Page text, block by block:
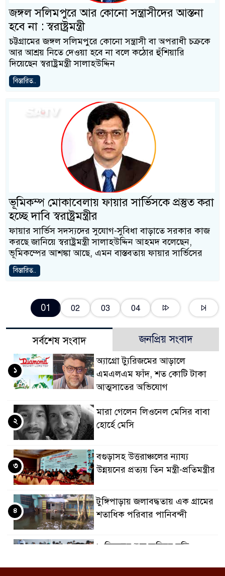
জঙ্গল সলিমপুরে আর কোনো সন্ত্রাসীদের আস্তনা
হবে না : স্বরাষ্ট্রমন্ত্রী
চট্টগ্রামের জঙ্গল সলিমপুরে কোনো সন্ত্রাসী বা অপরাধী চক্রকে
আর আশ্রয় নিতে দেওয়া হবে না বলে কঠোর হুঁশিয়ারি
দিয়েছেন স্বরাষ্ট্রমন্ত্রী সালাহউদ্দিন
বিস্তারিত..
ভূমিকম্প মোকাবেলায় ফায়ার সার্ভিসকে প্রস্তুত করা
হচ্ছে দাবি স্বরাষ্ট্রমন্ত্রীর
ফায়ার সার্ভিস সদস্যদের সুযোগ-সুবিধা বাড়াতে সরকার কাজ
করছে জানিয়ে স্বরাষ্ট্রমন্ত্রী সালাহউদ্দিন আহমদ বলেছেন,
ভূমিকম্পের আশঙ্কা আছে, এমন বাস্তবতায় ফায়ার সার্ভিসের
বিস্তারিত..
01 02 03 04
সর্বশেষ সংবাদ জনপ্রিয় সংবাদ
অ্যাগ্রো ট্যুরিজমের আড়ালে
এমএলএম ফাঁদ, শত কোটি টাকা
আত্মসাতের অভিযোগ
১
মারা গেলেন লিওনেল মেসির বাবা
হোর্হে মেসি
২
বগুড়াসহ উত্তরাঞ্চলের ন্যায্য
উন্নয়নের প্রত্যয় তিন মন্ত্রী-প্রতিমন্ত্রীর
৩
টুঙ্গিপাড়ায় জলাবদ্ধতায় এক গ্রামের
শতাধিক পরিবার পানিবন্দী
৪
৮ ডিসেম্বর শুরু জুনিয়র বৃত্তি